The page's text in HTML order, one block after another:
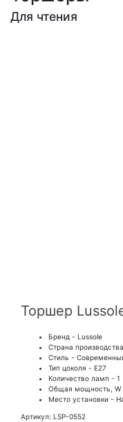
Для чтения
Торшер
Бренд - Lussole
Страна
Стиль -
Тип цоколя - E27
Количество ламп - 1
Общая мощность, W
Место установки -
Артикул: LSP-0552